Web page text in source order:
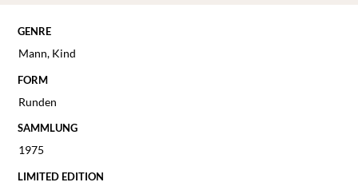
GENRE
Mann, Kind
FORM
Runden
SAMMLUNG
1975
LIMITED EDITION